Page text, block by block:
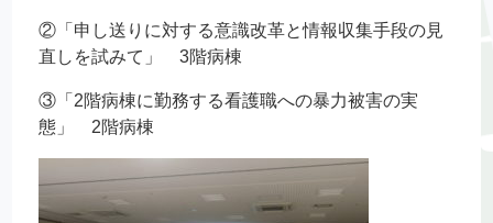
②「申し送りに対する意識改革と情報収集手段の見
直しを試みて」 3階病棟
③「2階病棟に勤務する看護職への暴力被害の実
態」 2階病棟